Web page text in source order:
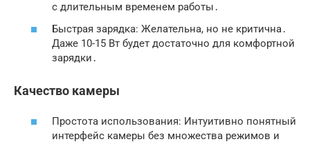
с длительным временем работы ․
Быстрая зарядка: Желательна, но не критична․
Даже 10-15 Вт будет достаточно для комфортной
зарядки․
Качество камеры
Простота использования: Интуитивно понятный
интерфейс камеры без множества режимов и